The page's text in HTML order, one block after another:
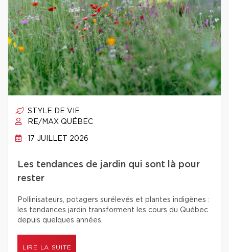
STYLE DE VIE
RE/MAX QUÉBEC
17 JUILLET 2026
Les tendances de jardin qui sont là pour
rester
Pollinisateurs, potagers surélevés et plantes indigènes :
les tendances jardin transforment les cours du Québec
depuis quelques années.
LIRE LA SUITE